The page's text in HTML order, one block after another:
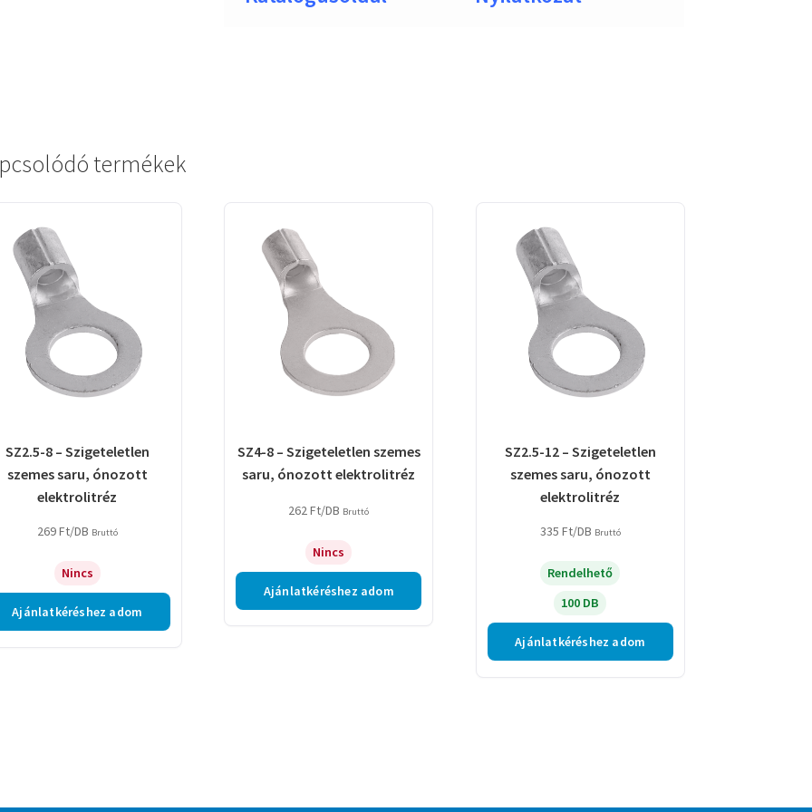
termékek
SZ2.5-8 – Szigeteletlen
szemes saru, ónozott
elektrolitréz
269Ft/DB Bruttó
Nincs
Ajánlatkéréshez adom
SZ4-8 – Szigeteletlen szemes
saru, ónozott elektrolitréz
262Ft/DB Bruttó
Nincs
Ajánlatkéréshez adom
SZ2.5-12 – Szigeteletlen
szemes saru, ónozott
elektrolitréz
335 Ft/DB Bruttó
Rendelhető
100 DB
Ajánlatkéréshez adom